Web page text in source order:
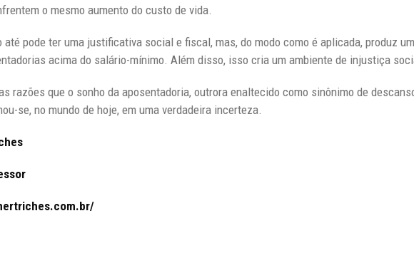
o mesmo aumento do custo de vida.
pode ter uma justificativa social e fiscal, mas, do modo como é aplicada, produz
acima do salário-mínimo. Além disso, isso cria um ambiente de injustiça
razões que o sonho da aposentadoria, outrora enaltecido como sinônimo de
se, no mundo de hoje, em uma verdadeira incerteza.